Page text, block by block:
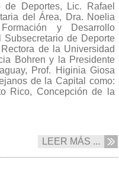
de Deportes, Lic. Rafael
del Área, Dra. Noelia
y Desarrollo
Subsecretario de Deporte
de la Universidad
Bohren y la Presidente
Prof. Higinia Giosa
de la Capital como:
Rico, Concepción de la
LEER MÁS ...